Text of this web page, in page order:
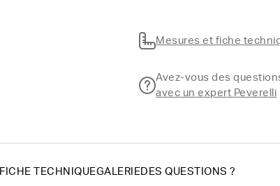
Mesures et fiche
Avez-vous des
avec un expert Peverelli
FICHE TECHNIQUEGALERIEDES QUESTIONS ?